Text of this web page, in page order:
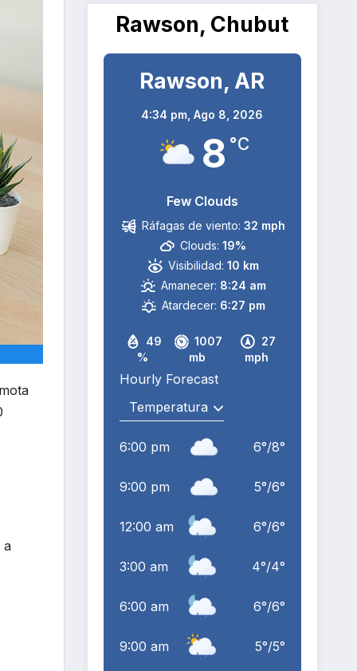
a
Rawson, Chubut
Rawson, AR
4:34 pm,Ago 8, 2026
8 °C
Few Clouds
49
%
1007
mb
27
mph
Ráfagas de viento: 32 mph
Clouds: 19%
Visibilidad: 10 km
Amanecer: 8:24 am
Atardecer: 6:27 pm
Hourly Forecast
6:00 pm 6°/8°
9:00 pm 5°/6°
12:00 am 6°/6°
3:00 am 4°/4°
6:00 am 6°/6°
9:00 am 5°/5°